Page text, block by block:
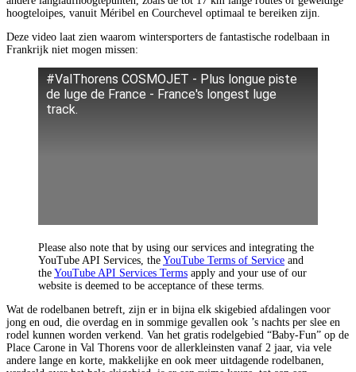
hoogteloipes, vanuit Méribel en Courchevel optimaal te bereiken zijn.
Deze video laat zien waarom wintersporters de fantastische rodelbaan in
Frankrijk niet mogen missen:
#ValThorens COSMOJET - Plus longue piste
de luge de France - France's longest luge
track.
Please also note that by using our services and integrating the
YouTube API Services, the YouTube Terms of Service and
the YouTube API Services Terms apply and your use of our
website is deemed to be acceptance of these terms.
Wat de rodelbanen betreft, zijn er in bijna elk skigebied afdalingen voor
jong en oud, die overdag en in sommige gevallen ook ’s nachts per slee en
rodel kunnen worden verkend. Van het gratis rodelgebied “Baby-Fun” op de
Place Carone in Val Thorens voor de allerkleinsten vanaf 2 jaar, via vele
andere lange en korte, makkelijke en ook meer uitdagende rodelbanen,